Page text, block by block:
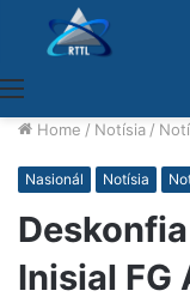
Home / Notísia /
Nasionál Notísia
Inisial FG